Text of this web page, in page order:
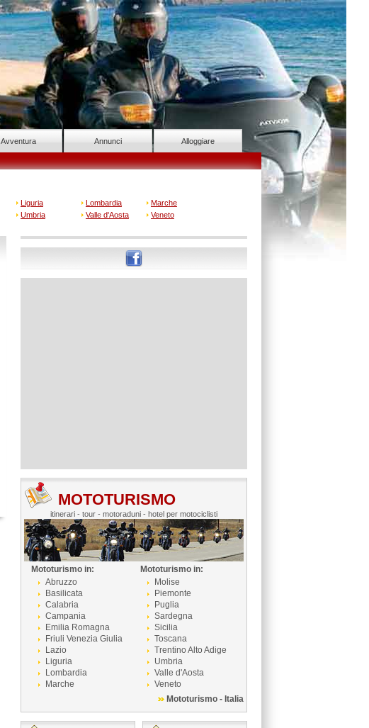
Avventura Annunci Alloggiare
Liguria Lombardia
Marche
Umbria Valle d'Aosta
Veneto
MOTOTURISMO
itinerari - tour - motoraduni - hotel per motociclisti
Mototurismo in:
Abruzzo
Basilicata
Calabria
Campania
Emilia Romagna
Friuli Venezia Giulia
Lazio
Liguria
Lombardia
Marche
Mototurismo in:
Molise
Piemonte
Puglia
Sardegna
Sicilia
Toscana
Trentino Alto Adige
Umbria
Valle d'Aosta
Veneto
Mototurismo - Italia